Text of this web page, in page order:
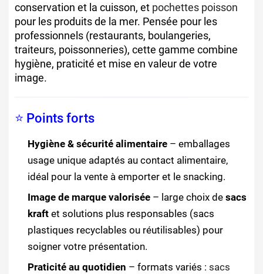
conservation et la cuisson, et pochettes poisson
pour les produits de la mer. Pensée pour les
professionnels (restaurants, boulangeries,
traiteurs, poissonneries), cette gamme combine
hygiène, praticité et mise en valeur de votre
image.
⭐ Points forts
Hygiène & sécurité alimentaire – emballages
usage unique adaptés au contact alimentaire,
idéal pour la vente à emporter et le snacking.
Image de marque valorisée – large choix de sacs
kraft et solutions plus responsables (sacs
plastiques recyclables ou réutilisables) pour
soigner votre présentation.
Praticité au quotidien – formats variés : sacs